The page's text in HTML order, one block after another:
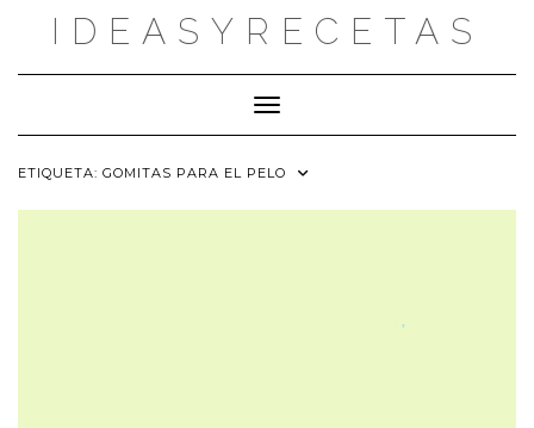
IDEASYRECETAS
Cambiar modo de navegación
ETIQUETA: GOMITAS PARA EL PELO